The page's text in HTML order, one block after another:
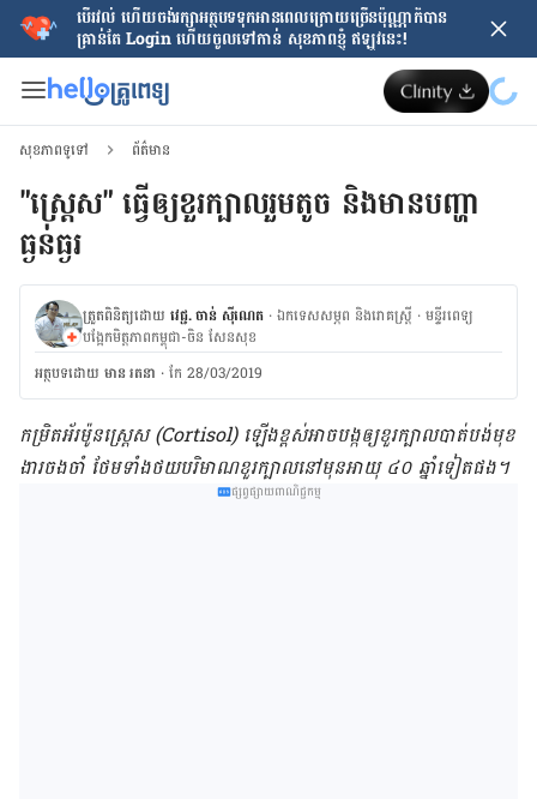
បើរវល់ ហើយចង់​រក្សាអត្ថបទទុកអានពេលក្រោយ​ច្រើនប៉ុណ្ណាក៏បាន
គ្រាន់តែ​ Login ហើយចូលទៅកាន់ សុខភាពខ្ញុំ ឥឡូវនេះ!
សុខភាពទូទៅ ព័ត៌មាន
"ស្ត្រេស" ​​ធ្វើ​​ឲ្យ​ខួរ​ក្បាល​រួម​តូច​ និងមាន​បញ្ហា​
ធ្ងន់ធ្ងរ
ត្រួតពិនិត្យដោយ វេជ្ជ. ចាន់ ស៊ីណេត ·ឯកទេសសម្ភព និងរោគស្ត្រី ·ម​ន្ទីរពេទ្យ
បង្អែកមិត្តភាពកម្ពុជា-ចិន សែនសុខ
អត្ថបទ​ដោយ មាន រតនា ·កែ 28/03/2019
កម្រិត​អ័រម៉ូន​ស្ត្រេស​ (Cortisol) ឡើង​ខ្ពស់​អាច​បង្ក​​ឲ្យ​​ខួរ​ក្បាល​បាត់​បង់​មុខ​
ងារ​ចង​ចាំ ថែម​ទាំង​ថយ​បរិមាណ​ខួរ​ក្បាល​​នៅ​មុន​អាយុ​ ៤០ ឆ្នាំ​ទៀត​ផង​។
ផ្សព្វផ្សាយពាណិជ្ជកម្ម